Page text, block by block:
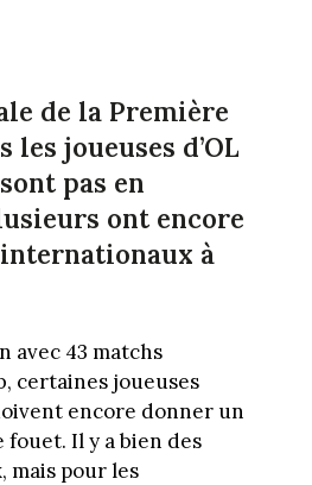
de la Première
les joueuses d’OL
pas en
ont encore
à
avec 43 matchs
certaines joueuses
encore donner un
Il y a bien des
mais pour les